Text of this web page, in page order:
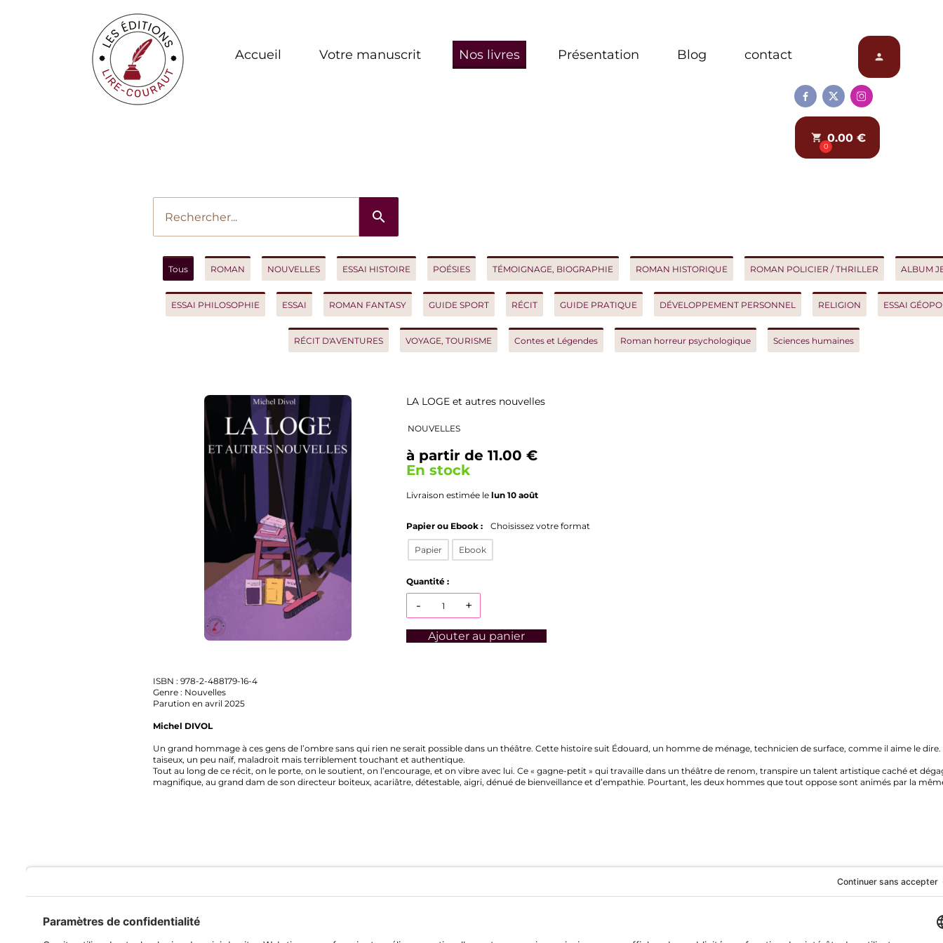
Accueil Votre manuscrit Nos livres Présentation Blog contact
 
0.00 €
ROMAN NOUVELLES ESSAI HISTOIRE POÉSIES TÉMOIGNAGE, BIOGRAPHIE ROMAN HISTORIQUE ROMAN POLICIER / THRILLER ALBUM
ESSAI PHILOSOPHIE ESSAI ROMAN FANTASY GUIDE SPORT RÉCIT GUIDE PRATIQUE DÉVELOPPEMENT PERSONNEL RELIGION ESSAI
RÉCIT D'AVENTURES VOYAGE, TOURISME Contes et Légendes Roman horreur psychologique Sciences humaines
LA LOGE et autres nouvelles
NOUVELLES
à partir de 11.00 €
En stock
Livraison estimée lelun 10 août
Papier ou Ebook : Choisissez votre format
Papier Ebook
Quantité :
+
Ajouter au panier
ISBN : 978-2-488179-16-4
Genre : Nouvelles
Parution en avril 2025
Michel DIVOL
Un grand hommage à ces gens de l’ombre sans qui rien ne serait possible dans un théâtre. Cette histoire suit Édouard, un homme de ménage, technicien de surface, comme il aime le dire. Il est
taiseux, un peu naïf, maladroit mais terriblement touchant et authentique.
Tout au long de ce récit, on le porte, on le soutient, on l’encourage, et on vibre avec lui. Ce « gagne-petit » qui travaille dans un théâtre de renom, transpire un talent artistique caché et dégage
magnifique, au grand dam de son directeur boiteux, acariâtre, détestable, aigri, dénué de bienveillance et d’empathie. Pourtant, les deux hommes que tout oppose sont animés par la même